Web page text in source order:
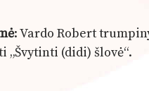
: Vardo Robert
„Švytinti (didi) šlovė“.